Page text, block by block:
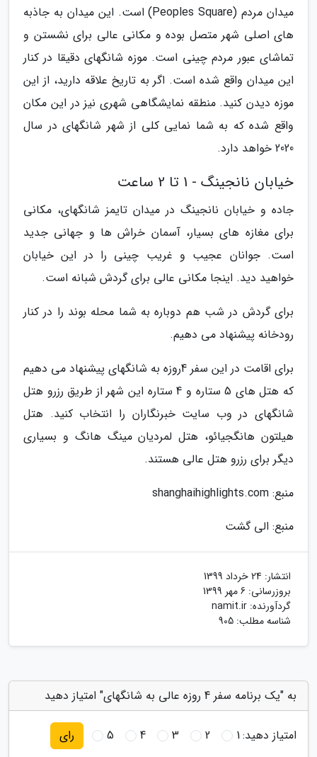
میدان مردم (Peoples Square) است. این میدان به جاذبه
های اصلی شهر متصل بوده و مکانی عالی برای نشستن و
تماشای عبور مردم چینی است. موزه شانگهای دقیقا در کنار
این میدان واقع شده است. اگر به تاریخ علاقه دارید، از این
موزه دیدن کنید. منطقه نمایشگاهی شهری نیز در این مکان
واقع شده که به شما نمایی کلی از شهر شانگهای در سال
2020 خواهد دارد.
خیابان نانجینگ - 1 تا 2 ساعت
جاده و خیابان نانجینگ در میدان تایمز شانگهای، مکانی
برای مغازه های بسیار، آسمان خراش ها و جهانی جدید
است. جوانان عجیب و غریب چینی را در این خیابان
خواهید دید. اینجا مکانی عالی برای گردش شبانه است.
برای گردش در شب هم دوباره به شما محله بوند را در کنار
رودخانه پیشنهاد می دهیم.
برای اقامت در این سفر 4روزه به شانگهای پیشنهاد می دهیم
که هتل های 5 ستاره و 4 ستاره این شهر از طریق رزرو هتل
شانگهای در وب سایت خبرنگاران را انتخاب کنید. هتل
هیلتون هانگجیائو، هتل لمردیان مینگ هانگ و بسیاری
دیگر برای رزرو هتل عالی هستند.
منبع: shanghaihighlights.com
منبع: الی گشت
انتشار: 24 خرداد 1399
بروزرسانی: 6 مهر 1399
گردآورنده: namit.ir
شناسه مطلب: 905
به "یک برنامه سفر 4 روزه عالی به شانگهای" امتیاز دهید
امتیاز دهید:1
2
3
4
5 رای